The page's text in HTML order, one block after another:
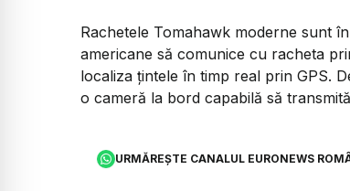
Rachetele Tomahawk moderne sunt
americane să comunice cu racheta
localiza țintele în timp real prin GPS.
o cameră la bord capabilă să
URMĂREȘTE CANALUL EURONEWS